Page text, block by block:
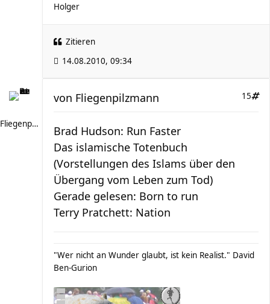
Holger
Zitieren
14.08.2010, 09:34
Fliegenpilzmann
15
von Fliegenpilzmann
Brad Hudson: Run Faster
Das islamische Totenbuch
(Vorstellungen des Islams über den
Übergang vom Leben zum Tod)
Gerade gelesen: Born to run
Terry Pratchett: Nation
"Wer nicht an Wunder glaubt, ist kein Realist." David
Ben-Gurion